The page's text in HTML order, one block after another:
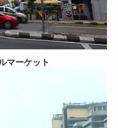
マーケット